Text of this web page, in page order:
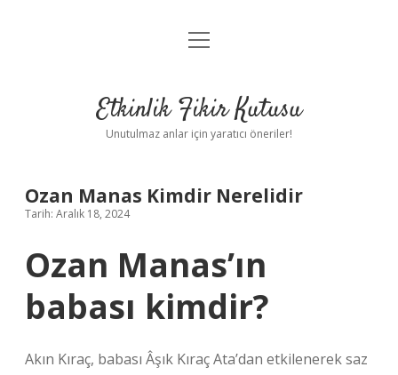
Anasayfa
Yasal Uyarı
menüyü
Etkinlik Fikir Kutusu
Unutulmaz anlar için yaratıcı öneriler!
Ozan Manas Kimdir Nerelidir
Tarih: Aralık 18, 2024
Ozan Manas’ın
babası kimdir?
Akın Kıraç, babası Âşık Kıraç Ata’dan etkilenerek saz